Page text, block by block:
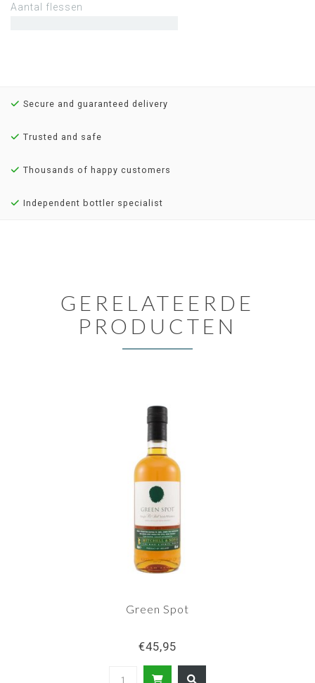
Aantal flessen
Secure and guaranteed delivery
Trusted and safe
Thousands of happy customers
Independent bottler specialist
GERELATEERDE
PRODUCTEN
Green Spot
€45,95